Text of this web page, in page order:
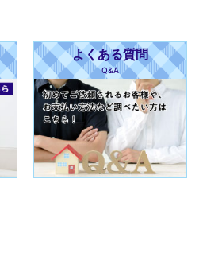
よくある質問
Q&A